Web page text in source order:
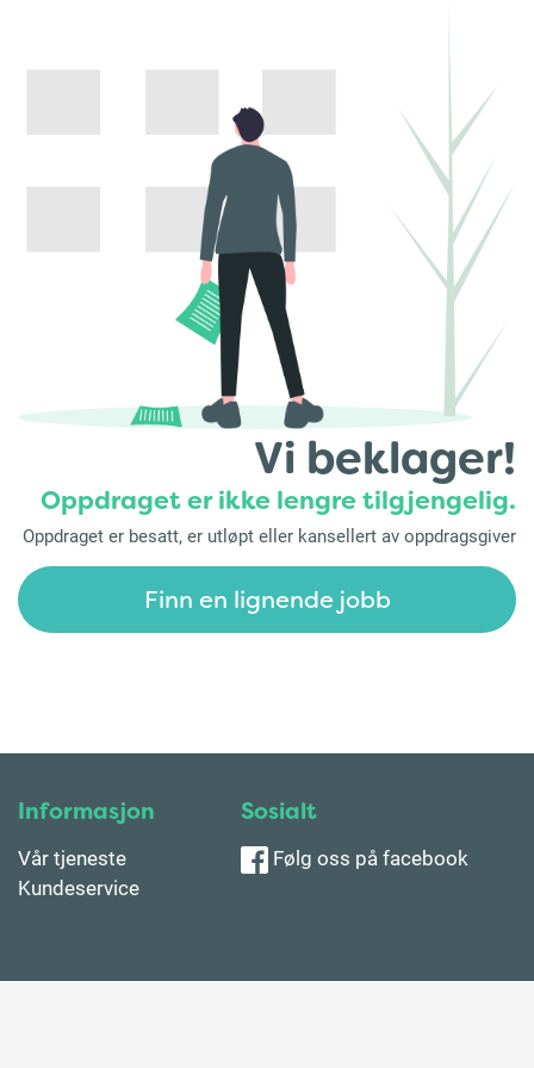
Vi beklager!
Oppdraget er ikke lengre tilgjengelig.
Oppdraget er besatt, er utløpt eller kansellert av oppdragsgiver
Finn en lignende jobb
Informasjon
Vår tjeneste
Kundeservice
Sosialt
Følg oss på facebook